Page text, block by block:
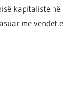
kapitaliste në
me vendet e